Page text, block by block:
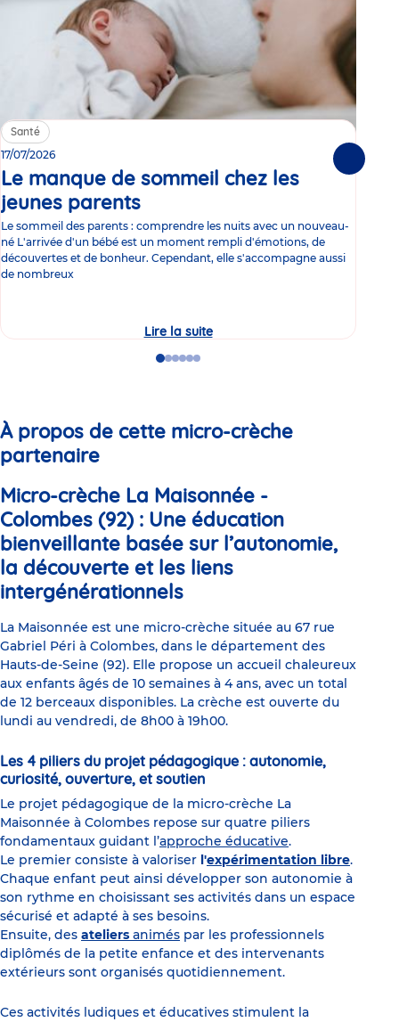
Santé
17/07/2026
Le manque de sommeil chez les
jeunes parents
Le sommeil des parents : comprendre les nuits avec un nouveau-
né L'arrivée d'un bébé est un moment rempli d'émotions, de
découvertes et de bonheur. Cependant, elle s'accompagne aussi
de nombreux
Lire la suiteLe
manque
parents
GoGoGoGo
GoGo
À propos de cette micro-crèche
partenaire
Micro-crèche La Maisonnée -
Colombes (92) : Une éducation
bienveillante basée sur l’autonomie,
la découverte et les liens
intergénérationnels
La Maisonnée est une micro-crèche située au 67 rue
Gabriel Péri à Colombes, dans le département des
Hauts-de-Seine (92). Elle propose un accueil chaleureux
aux enfants âgés de 10 semaines à 4 ans, avec un total
de 12 berceaux disponibles. La crèche est ouverte du
lundi au vendredi, de 8h00 à 19h00.
Les 4 piliers du projet pédagogique : autonomie,
curiosité, ouverture, et soutien
Le projet pédagogique de la micro-crèche La
Maisonnée à Colombes repose sur quatre piliers
fondamentaux guidant l’approche éducative.
Le premier consiste à valoriser l'expérimentation libre.
Chaque enfant peut ainsi développer son autonomie à
son rythme en choisissant ses activités dans un espace
sécurisé et adapté à ses besoins.
Ensuite, des ateliers animés par les professionnels
diplômés de la petite enfance et des intervenants
extérieurs sont organisés quotidiennement.
Ces activités ludiques et éducatives stimulent la